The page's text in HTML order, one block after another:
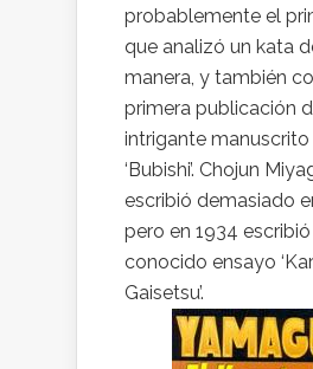
probablemente el
que analizó un kata
manera, y también
primera publicación
intrigante
‘Bubishi’. Chojun
escribió demasiado
pero en 1934
conocido ensayo
Gaisetsu’.